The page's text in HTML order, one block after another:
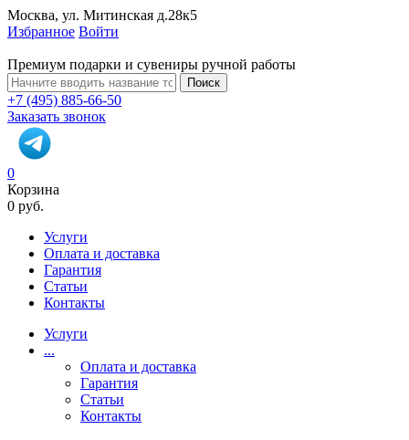
Москва, ул. Митинская д.28к5
Избранное Войти
Премиум подарки и сувениры ручной работы
Поиск
+7 (495) 885-66-50
Заказать звонок
0
Корзина
0 руб.
Услуги
Оплата и доставка
Гарантия
Статьи
Контакты
Услуги
...
Оплата и доставка
Гарантия
Статьи
Контакты